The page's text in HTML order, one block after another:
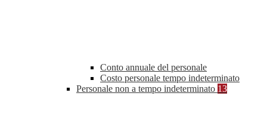
Conto annuale del personale
Costo personale tempo indeterminato
Personale non a tempo indeterminato 13